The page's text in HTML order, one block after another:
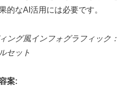
的なAI活用には必要です。
ング風インフォグラフィック：
セット
案: